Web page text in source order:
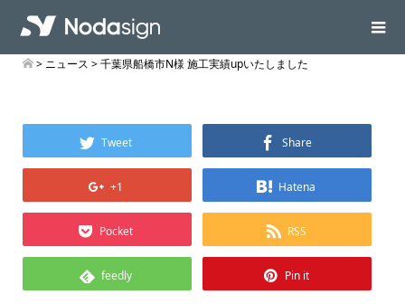
> ニュース > 千葉県船橋市N様 施工実績upいたしました
Tweet Share
+1 Hatena
Pocket RSS
feedly Pin it